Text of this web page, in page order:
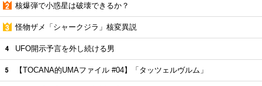
核爆弾で小惑星は破壊できるか？
怪物ザメ「シャークジラ」核変異説
UFO開示予言を外し続ける男
【TOCANA的UMAファイル #04】「タッツェルヴルム」